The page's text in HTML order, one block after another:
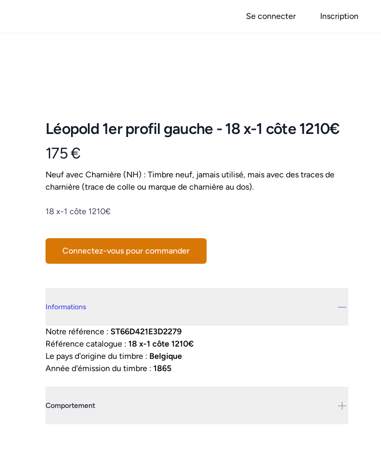
Se connecter Inscription
Léopold 1er profil gauche - 18 x-1 côte 1210€
Product information
175 €
Conditions
Neuf avec Charnière (NH) : Timbre neuf, jamais utilisé, mais avec des traces de
charnière (trace de colle ou marque de charnière au dos).
Description
18 x-1 côte 1210€
Connectez-vous pour commander
Informations
Notre référence : ST66D421E3D2279
Référence catalogue : 18 x-1 côte 1210€
Le pays d'origine du timbre : Belgique
Année d'émission du timbre : 1865
Comportement